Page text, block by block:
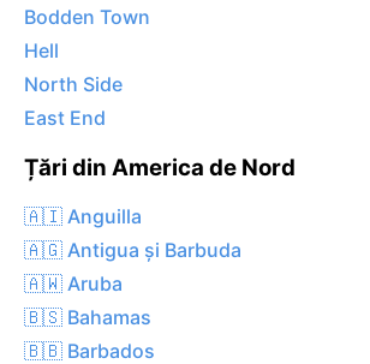
Bodden Town
Hell
North Side
East End
Țări din America de Nord
🇦🇮 Anguilla
🇦🇬 Antigua și Barbuda
🇦🇼 Aruba
🇧🇸 Bahamas
🇧🇧 Barbados